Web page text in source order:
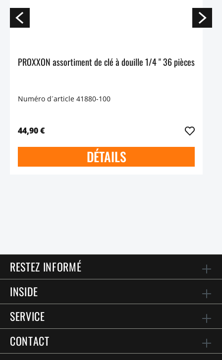
PROXXON assortiment de clé à douille 1/4 " 36 pièces
Numéro d´article 41880-100
44,90 €
DÉTAILS
RESTEZ INFORMÉ
INSIDE
SERVICE
CONTACT